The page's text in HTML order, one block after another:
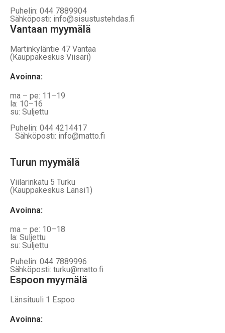
Puhelin: 044 7889904
Sähköposti: info@sisustustehdas.fi
Vantaan myymälä
Martinkyläntie 47 Vantaa
(Kauppakeskus Viisari)
Avoinna:
ma – pe: 11–19
la: 10–16
su: Suljettu
Puhelin: 044 4214417
Sähköposti: info@matto.fi
Turun myymälä
Viilarinkatu 5 Turku
(Kauppakeskus Länsi1)
Avoinna:
ma – pe: 10–18
la: Suljettu
su: Suljettu
Puhelin: 044 7889996
Sähköposti: turku@matto.fi
Espoon myymälä
Länsituuli 1 Espoo
Avoinna: